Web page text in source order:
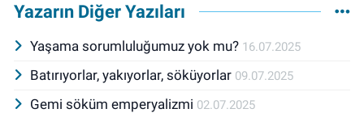
Yazarın Diğer Yazıları
Yaşama sorumluluğumuz yok mu? 16.07.2025
Batırıyorlar, yakıyorlar, söküyorlar 09.07.2025
Gemi söküm emperyalizmi 02.07.2025